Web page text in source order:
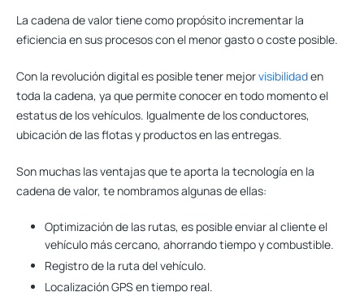
La cadena de valor tiene como propósito incrementar la
eficiencia en sus procesos con el menor gasto o coste posible.
Con la revolución digital es posible tener mejorvisibilidaden
toda la cadena, ya que permite conocer en todo momento el
estatus de los vehículos. Igualmente de los conductores,
ubicación de las flotas y productos en las entregas.
Son muchas las ventajas que te aporta la tecnología en la
cadena de valor, te nombramos algunas de ellas:
Optimización de las rutas, es posible enviar al cliente el
vehículo más cercano, ahorrando tiempo y combustible.
Registro de la ruta del vehículo.
Localización GPS en tiempo real.